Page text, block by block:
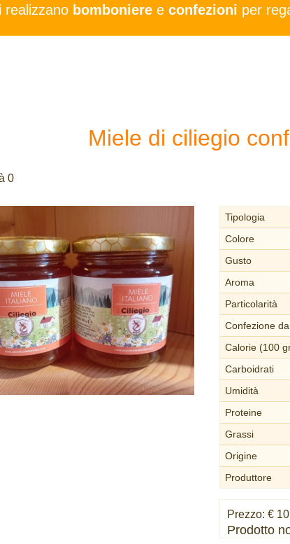
realizzano bombonieree confezioni per
Miele di ciliegio
0
Tipologia
Colore
Gusto
Aroma
Particolarità
Confezione da
Calorie (100
Carboidrati
Umidità
Proteine
Grassi
Origine
Produttore
Prezzo: €
Prodotto